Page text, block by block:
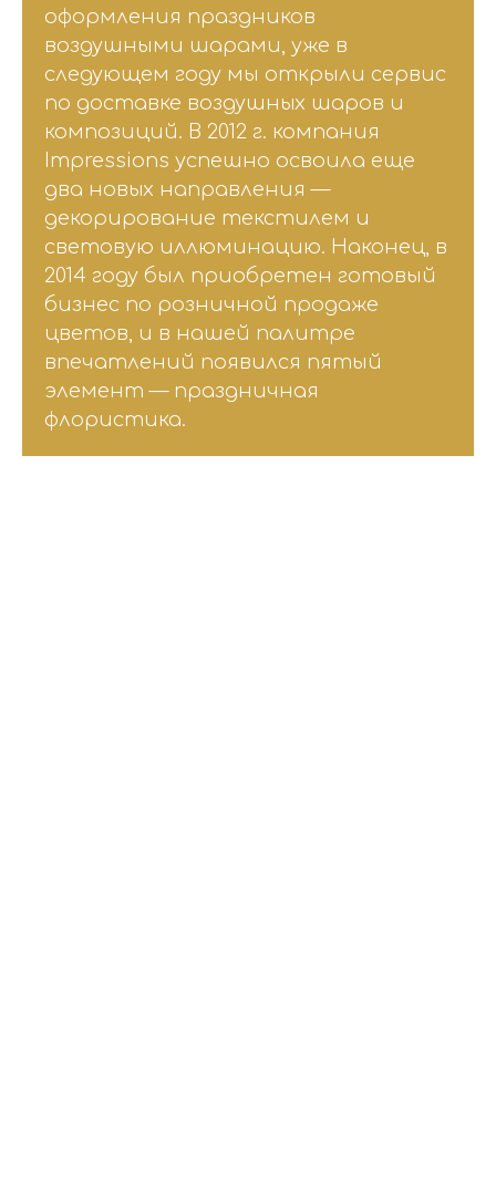
оформления праздников
воздушными шарами, уже в
следующем году мы открыли сервис
по доставке воздушных шаров и
композиций. В 2012 г. компания
Impressions успешно освоила еще
два новых направления —
декорирование текстилем и
световую иллюминацию. Наконец, в
2014 году был приобретен готовый
бизнес по розничной продаже
цветов, и в нашей палитре
впечатлений появился пятый
элемент — праздничная
флористика.